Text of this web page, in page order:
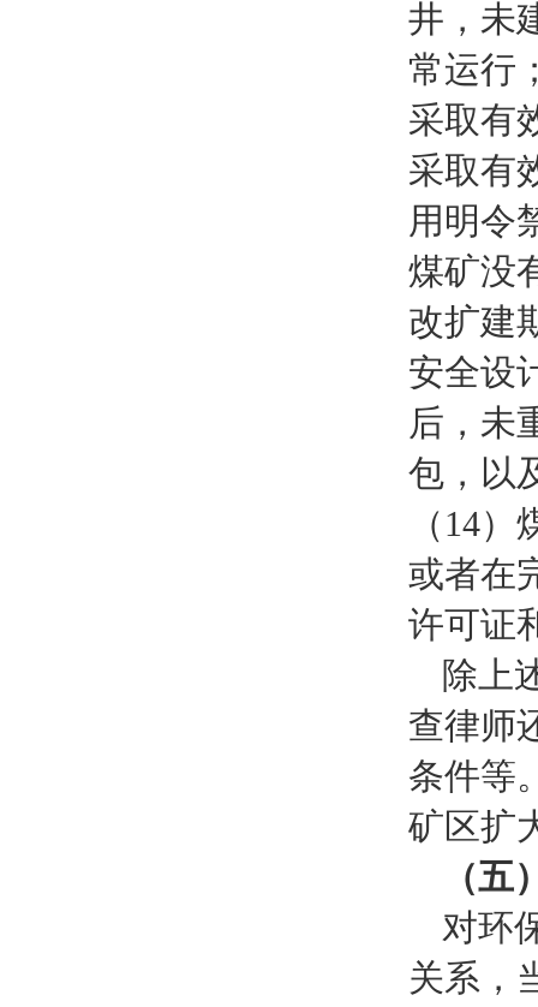
井，未
常运行
采取有
采取有
用明令
煤矿没
改扩建
安全设
后，未
包，以
（14
或者在
许可证
除上
查律师
条件等
矿区扩
（
对环
关系，